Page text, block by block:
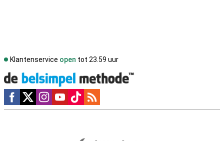
Klantenservice open tot 23.59 uur
Social media